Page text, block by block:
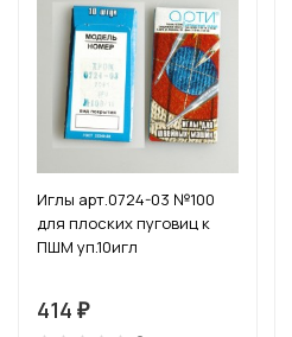
Иглы арт.0724-03 №100
для плоских пуговиц к
ПШМ уп.10игл
414 ₽